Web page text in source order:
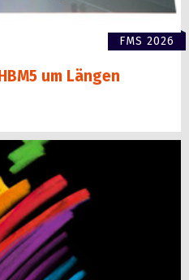
FMS 2026
um Längen